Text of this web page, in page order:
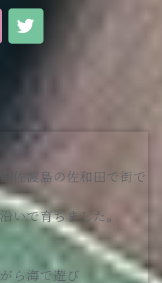
T
w
i
佐渡島の佐和田で街で
いで育ちました。
ら海で遊び